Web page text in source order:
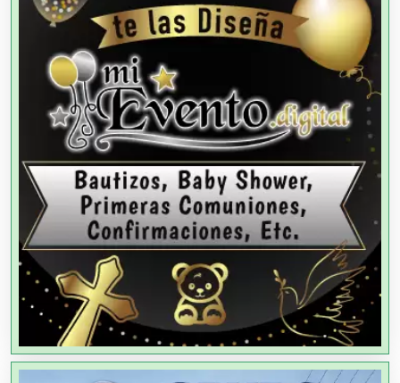
Albercas
Alimentos
Almacenaje
Alquiler de Autos
Alquiler de Equipos para Fiestas
Alquiler de Sillas y Mesas
Alquiler de Trajes de Etiqueta